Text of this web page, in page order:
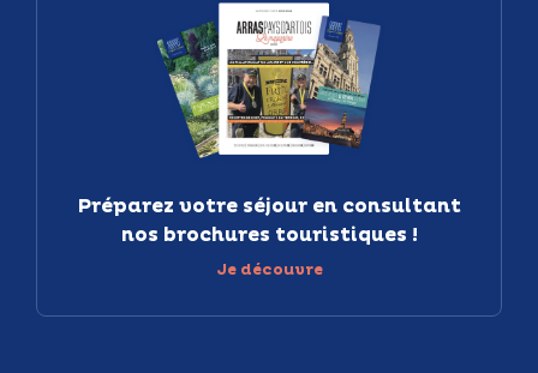
Préparez votre séjour en consultant
nos brochures touristiques !
Je découvre